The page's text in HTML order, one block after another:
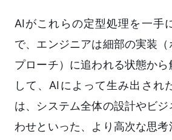
AIがこれらの定型処理を一手
で、エンジニアは細部の実装
プローチ）に追われる状態か
して、AIによって生み出され
は、システム全体の設計やビ
わせといった、より高次な思